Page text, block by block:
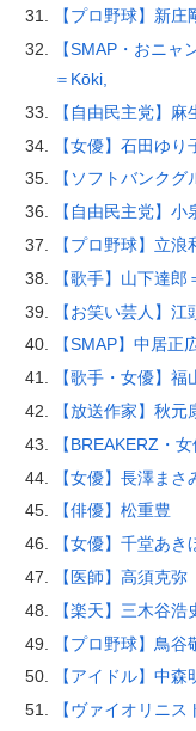
【プロ野球】新庄
【SMAP・おニ
＝Kōki,
【自由民主党】麻
【女優】石田ゆり
【ソフトバンク
【自由民主党】小
【プロ野球】立浪
【歌手】山下達
【お笑い芸人】江
【SMAP】中居正
【歌手・女優】
【放送作家】秋元
【BREAKERZ・
【女優】長澤まさ
【俳優】松重豊
【女優】千堂あき
【医師】高須克弥
【楽天】三木谷浩
【プロ野球】鳥谷
【アイドル】中森
【ヴァイオリニ